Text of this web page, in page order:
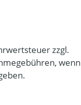
zzgl.
wenn